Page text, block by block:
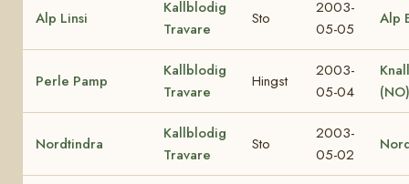
Alp Linsi
Kallblodig
Travare
Sto
2003-
05-05
Alp
Perle Pamp
Kallblodig
Travare
Hingst
2003-
05-04
(NO)
Nordtindra
Kallblodig
Travare
Sto
2003-
05-02